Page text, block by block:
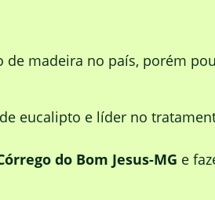
madeira no país, porém
eucalipto e líder no
do Bom Jesus-MG e